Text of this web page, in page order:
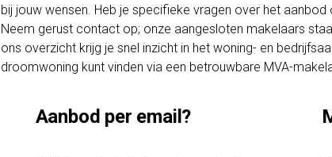
bij jouw wensen. Heb je specifieke vragen over het
Neem gerust contact op; onze aangesloten makelaars
ons overzicht krijg je snel inzicht in het woning- en
droomwoning kunt vinden via een betrouwbare MVA-
Aanbod per email?